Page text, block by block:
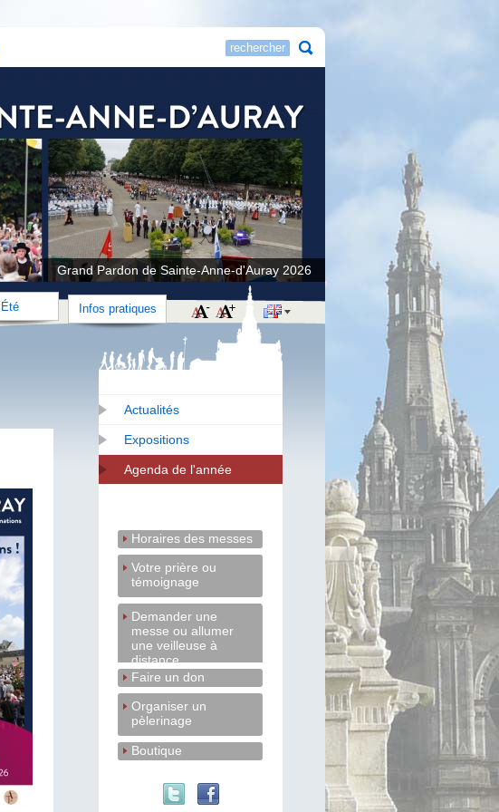
Grand Pardon de Sainte-Anne-d'Auray 2026
Été Infos pratiques
Actualités
Expositions
Agenda de l'année
Horaires des messes
Votre prière ou
témoignage
Demander une
messe ou allumer
une veilleuse à
distance
Faire un don
Organiser un
pèlerinage
Boutique